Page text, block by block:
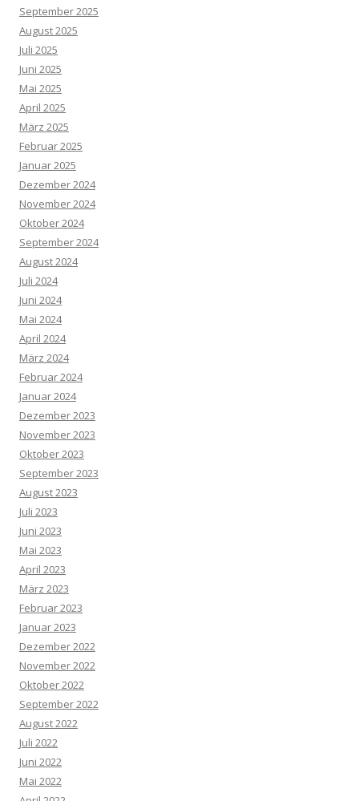
September 2025
August 2025
Juli 2025
Juni 2025
Mai 2025
April 2025
März 2025
Februar 2025
Januar 2025
Dezember 2024
November 2024
Oktober 2024
September 2024
August 2024
Juli 2024
Juni 2024
Mai 2024
April 2024
März 2024
Februar 2024
Januar 2024
Dezember 2023
November 2023
Oktober 2023
September 2023
August 2023
Juli 2023
Juni 2023
Mai 2023
April 2023
März 2023
Februar 2023
Januar 2023
Dezember 2022
November 2022
Oktober 2022
September 2022
August 2022
Juli 2022
Juni 2022
Mai 2022